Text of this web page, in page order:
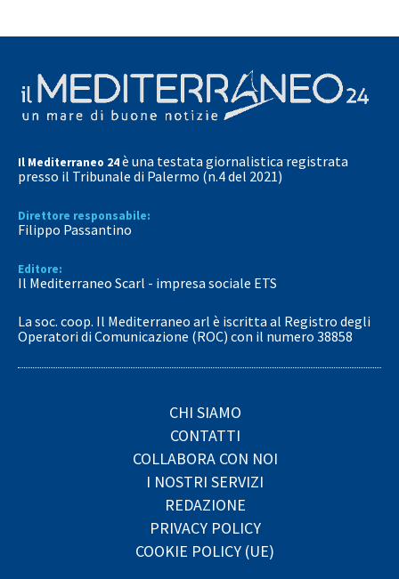
Il Mediterraneo 24è una testata giornalistica registrata
presso il Tribunale di Palermo (n.4 del 2021)
Direttore responsabile:
Filippo Passantino
Editore:
Il Mediterraneo Scarl - impresa sociale ETS
La soc. coop. Il Mediterraneo arl è iscritta al Registro degli
Operatori di Comunicazione (ROC) con il numero 38858
CHI SIAMO
CONTATTI
COLLABORA CON NOI
I NOSTRI SERVIZI
REDAZIONE
PRIVACY POLICY
COOKIE POLICY (UE)